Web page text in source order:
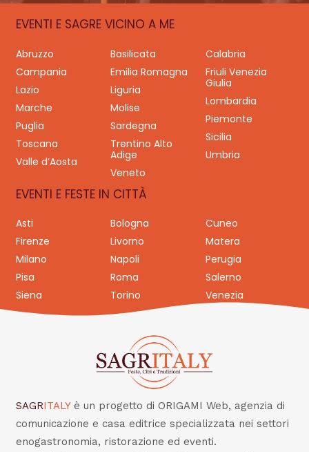
EVENTI E SAGRE VICINO A ME
Abruzzo Basilicata
Calabria
Campania
Emilia Romagna
Friuli Venezia
Giulia
Lazio
Liguria
Lombardia
Marche
Molise
Piemonte
Puglia
Sardegna
Sicilia
Toscana
Trentino Alto
Adige
Umbria
Valle d’Aosta
Veneto
EVENTI E FESTE IN CITTÀ
Asti Bologna
Cuneo
Firenze
Livorno
Matera
Milano
Napoli
Perugia
Pisa
Roma
Salerno
Siena
Torino Venezia
SAGRITALY è un progetto di ORIGAMI Web, agenzia di
comunicazione e casa editrice specializzata nei settori
enogastronomia, ristorazione ed eventi.